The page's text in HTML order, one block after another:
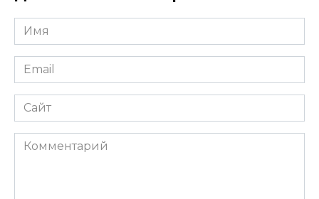
Имя
*
Email
*
Сайт
Комментарий